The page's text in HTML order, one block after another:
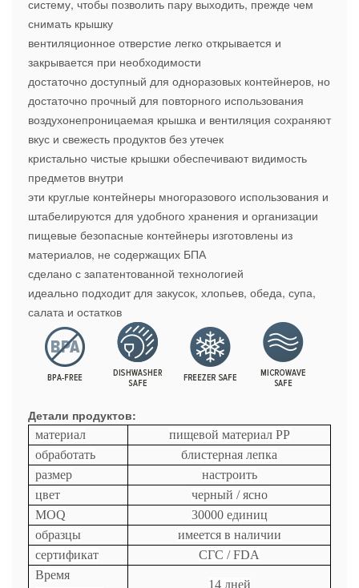
систему, чтобы позволить пару выходить, прежде чем
снимать крышку
вентиляционное отверстие легко открывается и
закрывается при необходимости
достаточно доступный для одноразовых контейнеров, но
достаточно прочный для повторного использования
воздухонепроницаемая крышка и вентиляция сохраняют
вкус и свежесть продуктов без утечек
кристально чистые крышки обеспечивают видимость
предметов внутри
эти круглые контейнеры многоразового использования и
штабелируются для удобного хранения и организации
пищевые безопасные контейнеры изготовлены из
материалов, не содержащих БПА
сделано с запатентованной технологией
идеально подходит для закусок, хлопьев, обеда, супа,
салата и остатков
Детали продуктов:
материал
пищевой материал PP
обработать
блистерная лепка
размер
настроить
цвет
черный / ясно
MOQ
30000 единиц
образцы
имеется в наличии
сертификат
СГС / FDA
Время
14 дней